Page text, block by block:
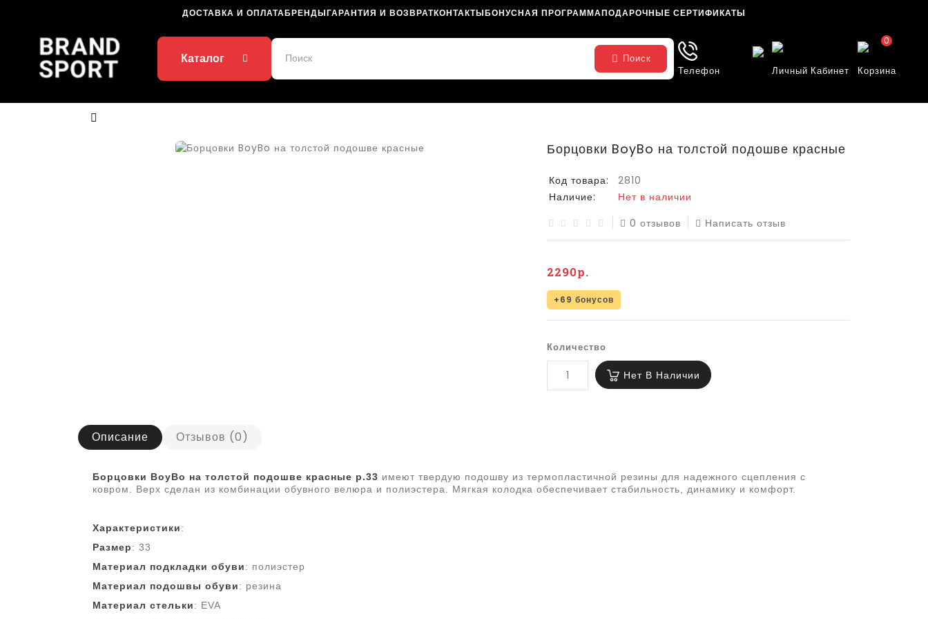
ДОСТАВКА И ОПЛАТАБРЕНДЫГАРАНТИЯ И ВОЗВРАТКОНТАКТЫБОНУСНАЯ ПРОГРАММАПОДАРОЧНЫЕ СЕРТИФИКАТЫ
Каталог
Поиск
Телефон
Личный Кабинет Корзина
0
Борцовки BoyBo на толстой подошве красные
Код товара:
2810
Наличие:
Нет в наличии
0 отзывов
Написать отзыв
2290р.
+69 бонусов
Количество
Нет В Наличии
Описание Отзывов (0)
Борцовки BoyBo на толстой подошве красные р.33 имеют твердую подошву из термопластичной резины для надежного сцепления с
ковром. Верх сделан из комбинации обувного велюра и полиэстера. Мягкая колодка обеспечивает стабильность, динамику и комфорт.
Характеристики:
Размер: 33
Материал подкладки обуви: полиэстер
Материал подошвы обуви: резина
Материал стельки: EVA